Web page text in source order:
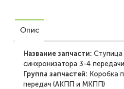
Опис
Название запчасти:
синхронизатора 3-4 передачи
Группа запчастей: Коробка
передач (АКПП и МКПП)